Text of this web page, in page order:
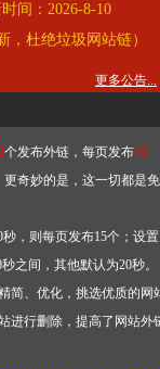
链，它是动态的链接，
，最终使搜索引擎收录带
个发布外链，每页发布10
奇妙的是，这一切都是免
，则每页发布15个；设置
之间，其他默认为20秒
简、优化，挑选优质的网
进行删除，提高了网站外
间：2026-8-10
，杜绝垃圾网站链）
更多公告...